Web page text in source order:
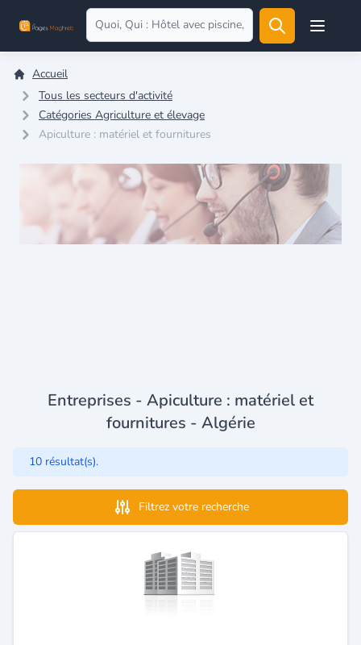
Open
Accueil
Tous les secteurs d'activité
Catégories Agriculture et élevage
Apiculture : matériel et fournitures
Entreprises - Apiculture : matériel et
fournitures - Algérie
10 résultat(s).
Filtrez votre recherche